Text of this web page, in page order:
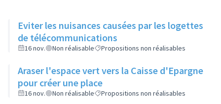
Eviter les nuisances causées par les logettes
de télécommunications
16 nov. Non réalisable Propositions non réalisables
Araser l'espace vert vers la Caisse d'Epargne
pour créer une place
16 nov. Non réalisable Propositions non réalisables